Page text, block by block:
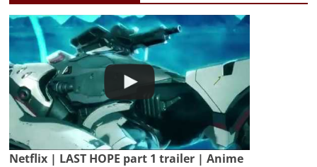
Netflix | LAST HOPE part 1 trailer | Anime